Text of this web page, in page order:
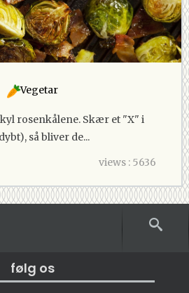
Vegetar
rosenkålene. Skær et "X" i
så bliver de...
views : 5636
følg os